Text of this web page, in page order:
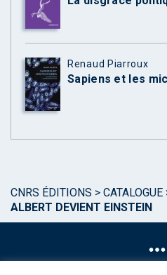
Renaud Piarroux
Sapiens et les
CNRS ÉDITIONS > CATALOGUE
ALBERT DEVIENT EINSTEIN